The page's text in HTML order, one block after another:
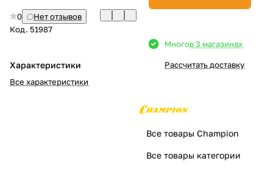
0
Нет отзывов
Код. 51987
Характеристики
Все характеристики
Многов 3 магазинах
Рассчитать доставку
Все товары Champion
Все товары категории
% картой любого банка